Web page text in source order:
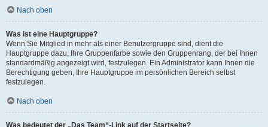
Nach oben
Was ist eine Hauptgruppe?
Wenn Sie Mitglied in mehr als einer Benutzergruppe sind, dient die
Hauptgruppe dazu, Ihre Gruppenfarbe sowie den Gruppenrang, der bei Ihnen
standardmäßig angezeigt wird, festzulegen. Ein Administrator kann Ihnen die
Berechtigung geben, Ihre Hauptgruppe im persönlichen Bereich selbst
festzulegen.
Nach oben
Was bedeutet der „Das Team“-Link auf der Startseite?